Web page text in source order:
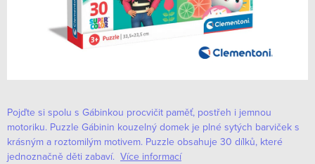
Pojďte si spolu s Gábinkou procvičit paměť, postřeh i jemnou
motoriku. Puzzle Gábinin kouzelný domek je plné sytých barviček s
krásným a roztomilým motivem. Puzzle obsahuje 30 dílků, které
jednoznačně děti zabaví. Více informací